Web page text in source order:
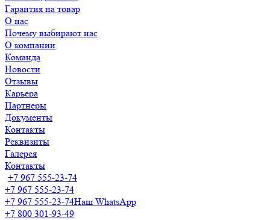
Гарантия на товар
О нас
Почему выбирают нас
О компании
Команда
Новости
Отзывы
Карьера
Партнеры
Документы
Контакты
Реквизиты
Галерея
Контакты
+7 967 555-23-74
+7 967 555-23-74
+7 967 555-23-74Наш WhatsApp
+7 800 301-93-49